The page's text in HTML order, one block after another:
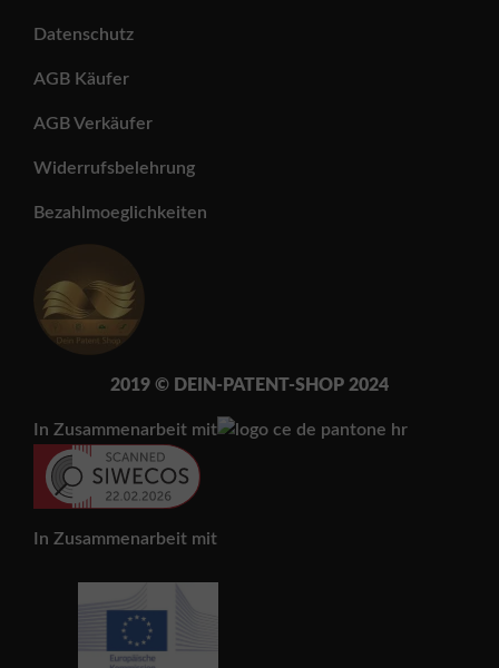
Datenschutz
AGB Käufer
AGB Verkäufer
Widerrufsbelehrung
Bezahlmoeglichkeiten
2019 © DEIN-PATENT-SHOP 2024
In Zusammenarbeit mit
In Zusammenarbeit mit